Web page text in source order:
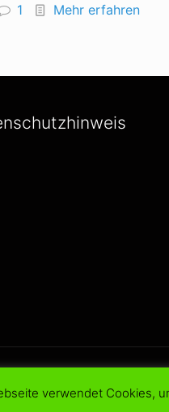
1 Mehr erfahren
verwendet Cookies,